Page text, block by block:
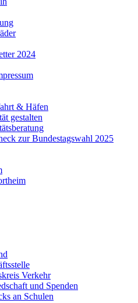
2024
& Häfen
gestalten
zur Bundestagswahl 2025
Verkehr
und Spenden
an Schulen